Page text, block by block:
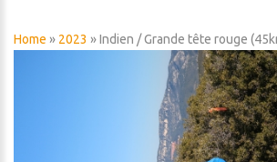
Home » 2023 » Indien / Grande tête rouge